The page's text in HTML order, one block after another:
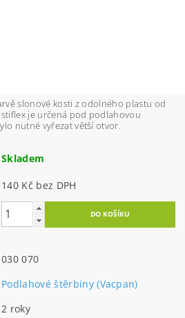
slonové kosti z odolného plastu od
je určená pod podlahovou
nutné vyřezat větší otvor.
Skladem
140 Kč bez DPH
030 070
Podlahové štěrbiny (Vacpan)
2 roky